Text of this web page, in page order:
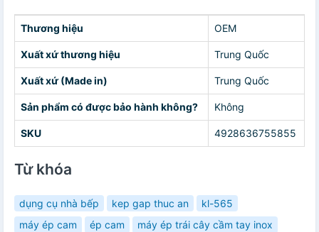
Thương hiệu OEM
Xuất xứ thương hiệu Trung Quốc
Xuất xứ (Made in) Trung Quốc
Sản phẩm có được bảo hành không? Không
SKU 4928636755855
Từ khóa
dụng cụ nhà bếp kep gap thuc an
kl-565
máy ép cam
ép cam
máy ép trái cây cầm tay inox